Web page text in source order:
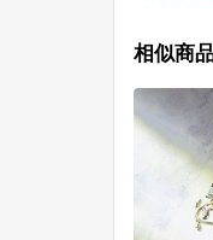
相似商